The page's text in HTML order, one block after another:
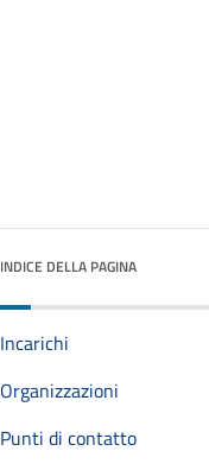
INDICE DELLA PAGINA
Incarichi
Organizzazioni
Punti di contatto